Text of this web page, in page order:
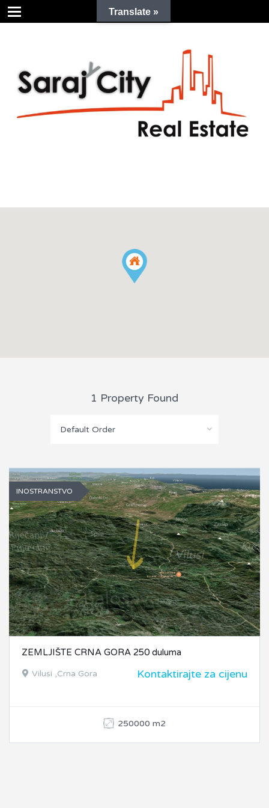
1 Property Found
Default Order
INOSTRANSTVO
ZEMLJIŠTE CRNA GORA 250 duluma
Vilusi ,Crna Gora Kontaktirajte za cijenu
250000 m2
Translate »